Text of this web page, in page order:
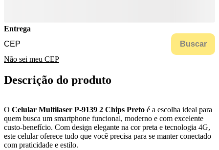
Entrega
Buscar
Não sei meu CEP
Descrição do produto
O Celular Multilaser P-9139 2 Chips Preto é a escolha ideal para
quem busca um smartphone funcional, moderno e com excelente
custo-benefício. Com design elegante na cor preta e tecnologia 4G,
este celular oferece tudo que você precisa para se manter conectado
com praticidade e estilo.